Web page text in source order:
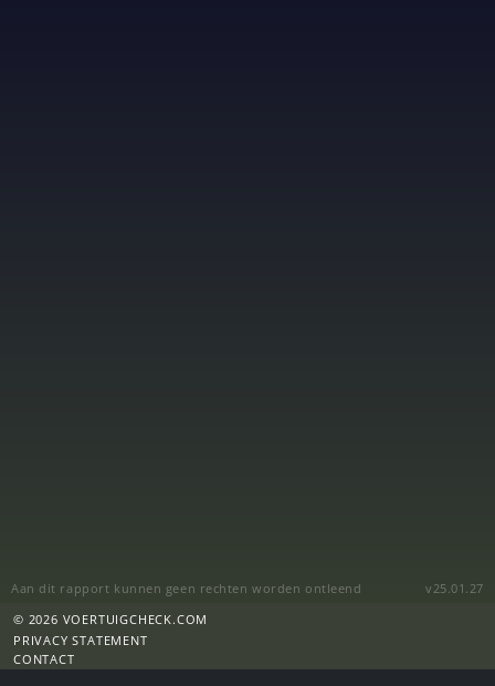
Aan dit rapport kunnen geen rechten worden ontleend
v25.01.27
© 2026 VOERTUIGCHECK.COM
PRIVACY STATEMENT
CONTACT